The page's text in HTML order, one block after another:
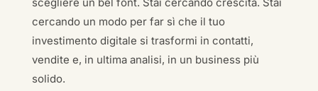
cercando un modo per far sì che il tuo
investimento digitale si trasformi in contatti,
vendite e, in ultima analisi, in un business più
solido.